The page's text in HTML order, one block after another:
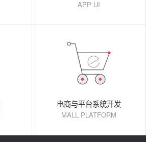
APP UI
电商与平台系统开发
MALL PLATFORM